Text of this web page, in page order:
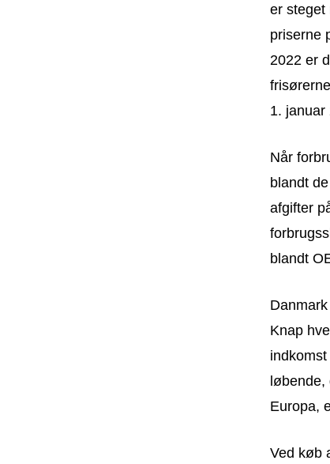
er steget
priserne
2022 er
1. januar
Når
blandt
afgifter
blandt
Knap
løbende,
Europa,
Ved køb